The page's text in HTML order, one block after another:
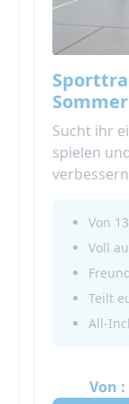
Sucht ihr
spielen und gleichzeitig euer Französisch
und neue
während
Bucht
Von
Von :